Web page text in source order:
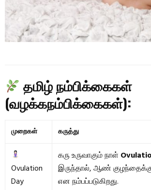
தமிழ் நம்பிக்கைகள்
(வழக்கநம்பிக்கைகள்):
முறைகள் கருத்து
Ovulation
Day
கரு உருவாகும் நாள்
இருந்தால், ஆண்
என நம்பப்படுகிறது.